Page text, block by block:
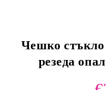
Чешко стъкло
резеда